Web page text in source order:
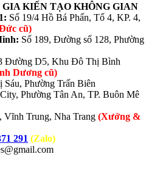
KIẾN TẠO KHÔNG GIAN
Số 19/4 Hồ Bá Phấn, Tổ 4, KP. 4,
cũ)
Số 189, Đường số 128, Phường
Đường D5, Khu Đô Thị Bình
Dương cũ)
Phường Trấn Biên
Phường Tân An, TP. Buôn Mê
Vĩnh Trung, Nha Trang (Xưởng &
291 (Zalo)